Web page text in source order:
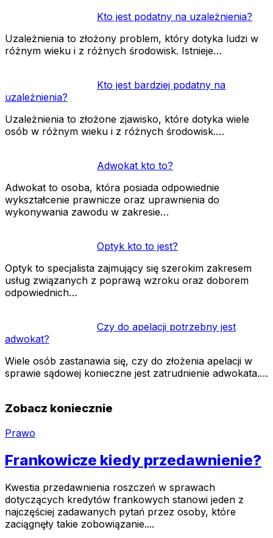
Kto jest podatny na uzależnienia?
Uzależnienia to złożony problem, który dotyka ludzi w
różnym wieku i z różnych środowisk. Istnieje…
Kto jest bardziej podatny na
uzależnienia?
Uzależnienia to złożone zjawisko, które dotyka wiele
osób w różnym wieku i z różnych środowisk.…
Adwokat kto to?
Adwokat to osoba, która posiada odpowiednie
wykształcenie prawnicze oraz uprawnienia do
wykonywania zawodu w zakresie…
Optyk kto to jest?
Optyk to specjalista zajmujący się szerokim zakresem
usług związanych z poprawą wzroku oraz doborem
odpowiednich…
Czy do apelacji potrzebny jest
adwokat?
Wiele osób zastanawia się, czy do złożenia apelacji w
sprawie sądowej konieczne jest zatrudnienie adwokata.…
Zobacz koniecznie
Prawo
Frankowicze kiedy przedawnienie?
Kwestia przedawnienia roszczeń w sprawach
dotyczących kredytów frankowych stanowi jeden z
najczęściej zadawanych pytań przez osoby, które
zaciągnęły takie zobowiązanie....